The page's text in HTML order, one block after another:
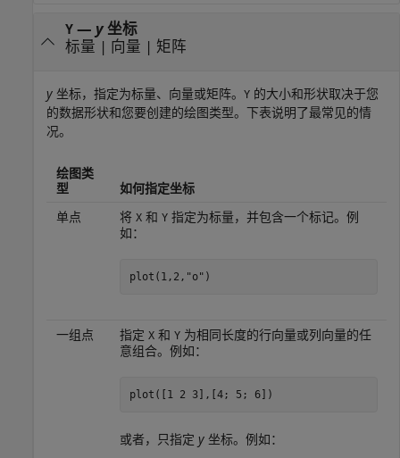
Y— y坐标
标量 | 向量 | 矩阵
y 坐标，指定为标量、向量或矩阵。 Y 的大小和形状取决于您
的数据形状和您要创建的绘图类型。下表说明了最常见的情
况。
绘图类
型
如何指定坐标
单点
将 X和 Y指定为标量，并包含一个标记。例
如：
plot(1,2, "o" )
一组点 指定 X和 Y为相同长度的行向量或列向量的任
意组合。例如：
plot([1 2 3],[4; 5; 6])
或者，只指定 y坐标。例如：